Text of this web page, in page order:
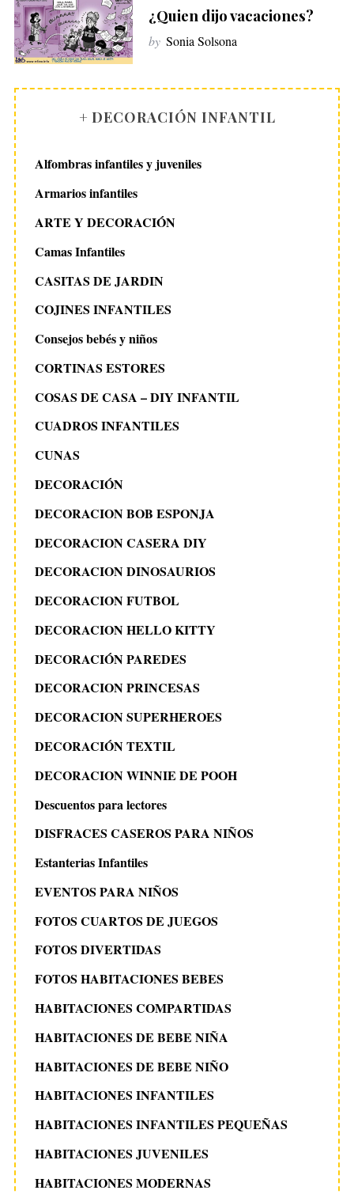
¿Quien dijo vacaciones?
by Sonia Solsona
+ DECORACIÓN INFANTIL
Alfombras infantiles y juveniles
Armarios infantiles
ARTE Y DECORACIÓN
Camas Infantiles
CASITAS DE JARDIN
COJINES INFANTILES
Consejos bebés y niños
CORTINAS ESTORES
COSAS DE CASA – DIY INFANTIL
CUADROS INFANTILES
CUNAS
DECORACIÓN
DECORACION BOB ESPONJA
DECORACION CASERA DIY
DECORACION DINOSAURIOS
DECORACION FUTBOL
DECORACION HELLO KITTY
DECORACIÓN PAREDES
DECORACION PRINCESAS
DECORACION SUPERHEROES
DECORACIÓN TEXTIL
DECORACION WINNIE DE POOH
Descuentos para lectores
DISFRACES CASEROS PARA NIÑOS
Estanterias Infantiles
EVENTOS PARA NIÑOS
FOTOS CUARTOS DE JUEGOS
FOTOS DIVERTIDAS
FOTOS HABITACIONES BEBES
HABITACIONES COMPARTIDAS
HABITACIONES DE BEBE NIÑA
HABITACIONES DE BEBE NIÑO
HABITACIONES INFANTILES
HABITACIONES INFANTILES PEQUEÑAS
HABITACIONES JUVENILES
HABITACIONES MODERNAS
e
r
c